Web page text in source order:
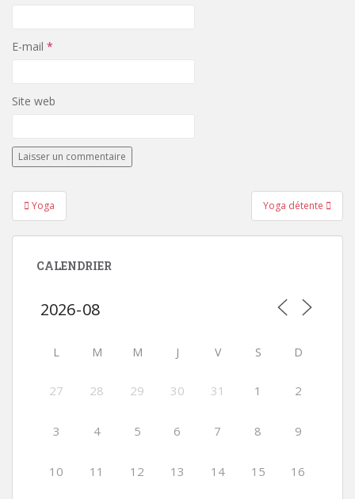
E-mail *
Site web
Navigation
de
l’article
Yoga Yoga détente
CALENDRIER
L M M J V S D
27 28 29 30 31 1 2
3 4 5 6 7 8 9
10 11 12 13 14 15 16